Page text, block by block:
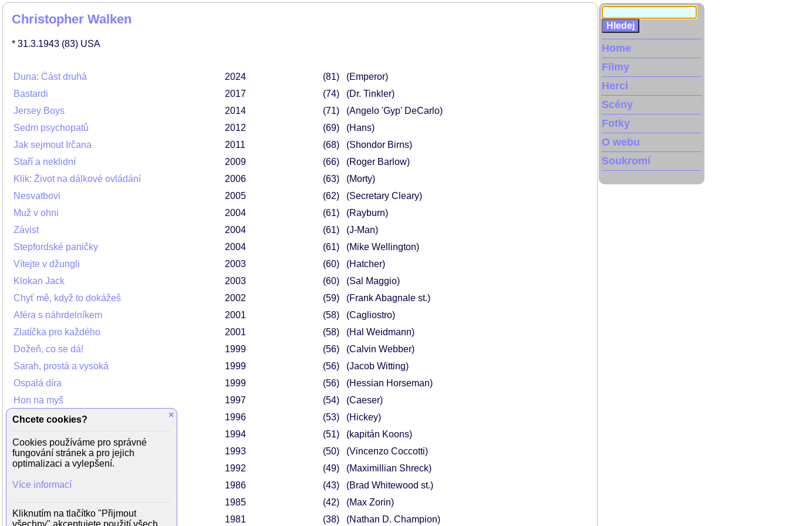
Christopher Walken
* 31.3.1943 (83) USA
Duna: Část druhá 2024 81
(Emperor)
Bastardi
2017 74
(Dr. Tinkler)
Jersey Boys
2014 71
(Angelo 'Gyp' DeCarlo)
Sedm psychopatů
2012 69
(Hans)
Jak sejmout Irčana
2011 68
(Shondor Birns)
Staří a neklidní
2009 66
(Roger Barlow)
Klik: Život na dálkové ovládání
2006 63
(Morty)
Nesvatbovi
2005 62
(Secretary Cleary)
Muž v ohni
2004 61
(Rayburn)
Závist
2004 61
(J-Man)
Stepfordské paničky
2004 61
(Mike Wellington)
Vítejte v džungli
2003 60
(Hatcher)
Klokan Jack
2003 60
(Sal Maggio)
Chyť mě, když to dokážeš
2002 59
(Frank Abagnale st.)
Aféra s náhrdelníkem
2001 58
(Cagliostro)
Zlatíčka pro každého
2001 58
(Hal Weidmann)
Dožeň, co se dá!
1999 56
(Calvin Webber)
Sarah, prostá a vysoká
1999 56
(Jacob Witting)
Ospalá díra
1999 56
(Hessian Horseman)
Hon na myš
1997 54
(Caeser)
Poslední zůstává
1996 53
(Hickey)
1994 51
(kapitán Koons)
Pravdivá romance
1993 50
(Vincenzo Coccotti)
Batman se vrací
1992 49
(Maximillian Shreck)
Na dosah
1986 43
(Brad Whitewood st.)
1985 42
(Max Zorin)
Nebeská brána
1981 38 (Nathan D. Champion)
Home
Filmy
Herci
Scény
Fotky
O webu
Soukromí
×
Chcete cookies?
Cookies používáme pro správné
fungování stránek a pro jejich
optimalizaci a vylepšení.
Více informací
Kliknutím na tlačítko "Přijmout
všechny" akceptujete použití všech